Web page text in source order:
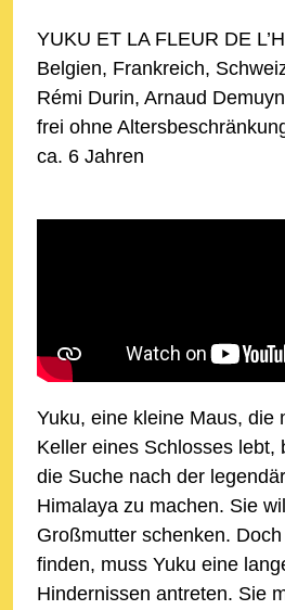
YUKU ET LA FLEUR DE
Belgien, Frankreich,
Rémi Durin, Arnaud
frei ohne
ca. 6 Jahren
Yuku, eine kleine Maus, die
Keller eines Schlosses lebt,
die Suche nach der
Himalaya zu machen. Sie
Großmutter schenken.
finden, muss Yuku eine
Hindernissen antreten. Sie